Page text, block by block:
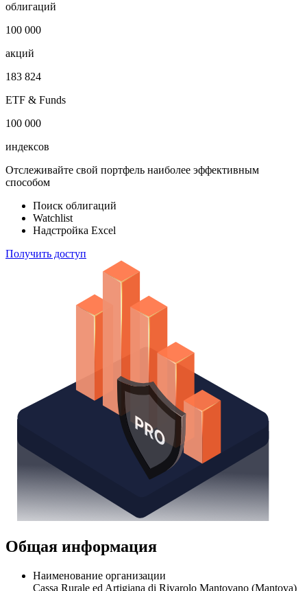
Откройте глобальную базу данных
1 000 000
облигаций
100 000
акций
183 824
ETF & Funds
100 000
Отслеживайте свой портфель наиболее эффективным
способом
Поиск облигаций
Надстройка Excel
Получить доступ